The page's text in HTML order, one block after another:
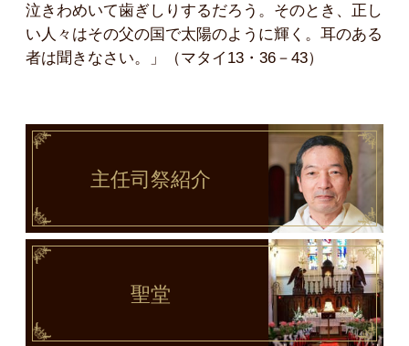
泣きわめいて歯ぎしりするだろう。そのとき、正し
い人々はその父の国で太陽のように輝く。耳のある
者は聞きなさい。」（マタイ13・36－43）
主任司祭紹介
聖堂